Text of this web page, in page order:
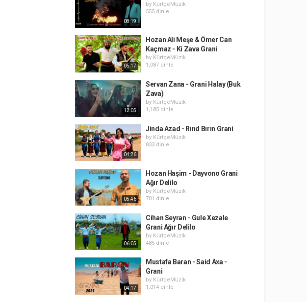
08:19
by KürtçeMüzik
555 dinle
05:17
Hozan Ali Meşe & Ömer Can
Kaçmaz - Ki Zava Grani
by KürtçeMüzik
1,087 dinle
12:05
Servan Zana - Grani Halay (Buk
Zava)
by KürtçeMüzik
1,185 dinle
04:26
Jinda Azad - Rınd Bırın Grani
by KürtçeMüzik
833 dinle
05:46
Hozan Haşim - Dayvono Grani
Ağır Delilo
by KürtçeMüzik
701 dinle
06:05
Cihan Seyran - Gule Xezale
Grani Ağır Delilo
by KürtçeMüzik
485 dinle
04:17
Mustafa Baran - Said Axa -
Grani
by KürtçeMüzik
1,014 dinle